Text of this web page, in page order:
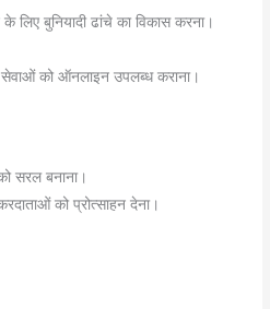
लिए बुनियादी ढांचे का विकास करना।
सेवाओं को ऑनलाइन उपलब्ध कराना।
सरल बनाना।
को प्रोत्साहन देना।